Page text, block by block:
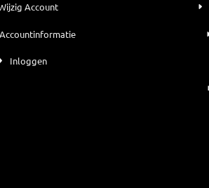
Account
Inloggen